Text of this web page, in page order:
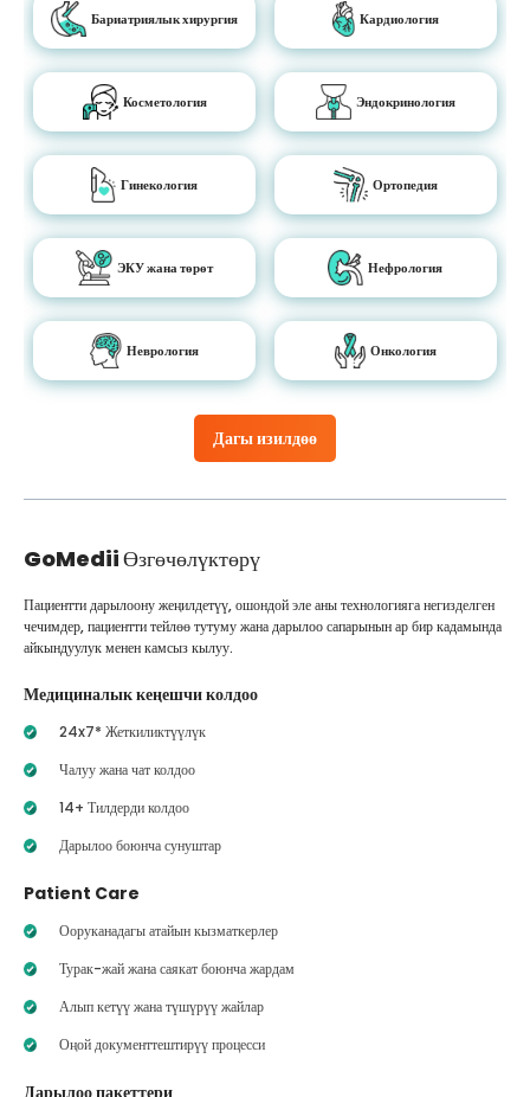
Дагы изилдөө
Бариатриялык хирургия Кардиология
Косметология Эндокринология
Гинекология Ортопедия
ЭКУ жана төрөт Нефрология
Неврология Онкология
GoMediiӨзгөчөлүктөрү
Пациентти дарылоону жеңилдетүү, ошондой эле аны технологияга негизделген
чечимдер, пациентти тейлөө тутуму жана дарылоо сапарынын ар бир кадамында
айкындуулук менен камсыз кылуу.
Медициналык кеңешчи колдоо
24x7* Жеткиликтүүлүк
Чалуу жана чат колдоо
14+ Тилдерди колдоо
Дарылоо боюнча сунуштар
Patient Care
Ооруканадагы атайын кызматкерлер
Турак-жай жана саякат боюнча жардам
Алып кетүү жана түшүрүү жайлар
Оңой документтештирүү процесси
Дарылоо пакеттери